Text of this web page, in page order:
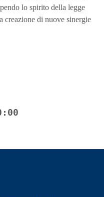
lo spirito della legge
creazione di nuove sinergie